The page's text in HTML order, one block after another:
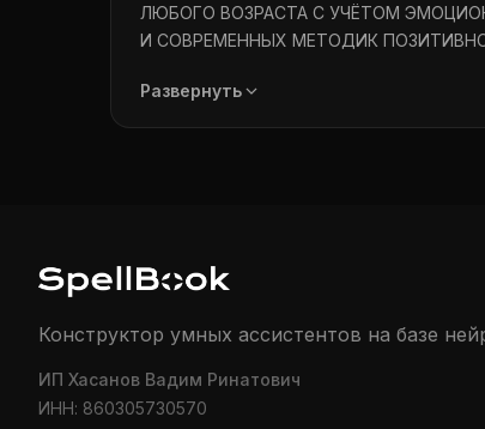
ЛЮБОГО ВОЗРАСТА С УЧЁТОМ
И СОВРЕМЕННЫХ МЕТОДИК
Моя главная цель - помогать тебе
Вот кратко о том, что я умею и чем
Помогаю понять первопричину
Работаю с тревогой, агрессией,
🐾 Воспитание и социализация
Развернуть
Конструктор умных ассистентов на базе
ИП Хасанов Вадим Ринатович
ИНН: 860305730570